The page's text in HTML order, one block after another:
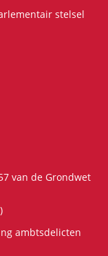
stelsel
van de Grondwet
ambtsdelicten